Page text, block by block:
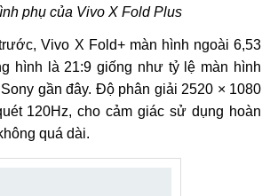
phụ của Vivo X Fold Plus
Vivo X Fold+ màn hình ngoài 6,53
hình là 21:9 giống như tỷ lệ màn hình
gần đây. Độ phân giải 2520 × 1080
120Hz, cho cảm giác sử dụng hoàn
quá dài.